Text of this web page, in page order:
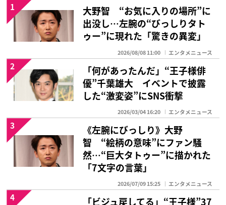
大野智 “お気に入りの場所”に
出没し…左腕の“びっしりタト
ゥー”に現れた「驚きの異変」
2026/08/08 11:00 エンタメニュース
1
「何があったんだ」“王子様俳
優”千葉雄大 イベントで披露
した“激変姿”にSNS衝撃
2026/03/04 16:20 エンタメニュース
2
《左腕にびっしり》大野
智 “絵柄の意味”にファン騒
然…“巨大タトゥー”に描かれた
「7文字の言葉」
2026/07/09 15:25 エンタメニュース
3
「ビジュ戻してる」“王子様”37
4